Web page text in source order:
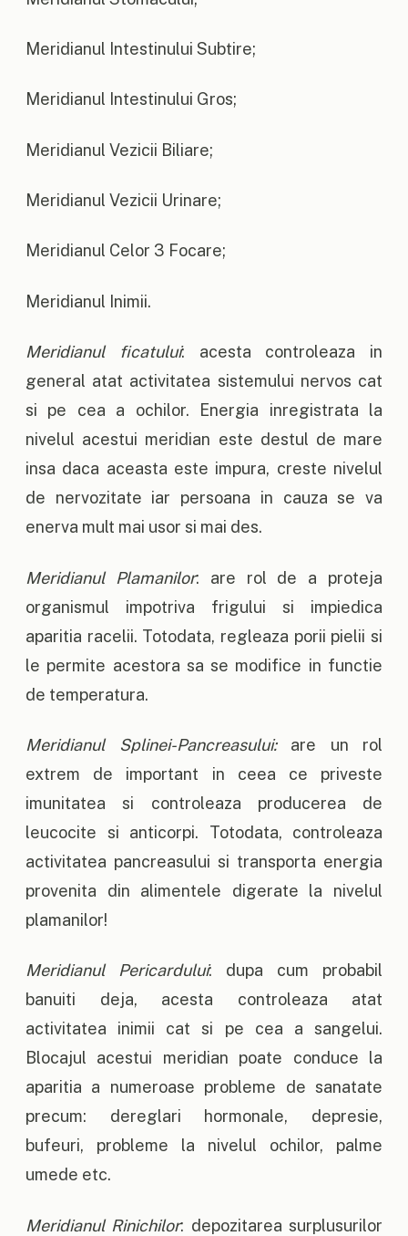
Meridianul Intestinului Subtire;
Meridianul Intestinului Gros;
Meridianul Vezicii Biliare;
Meridianul Vezicii Urinare;
Meridianul Celor 3 Focare;
Meridianul Inimii.
Meridianul ficatului: acesta controleaza in
general atat activitatea sistemului nervos cat
si pe cea a ochilor. Energia inregistrata la
nivelul acestui meridian este destul de mare
insa daca aceasta este impura, creste nivelul
de nervozitate iar persoana in cauza se va
enerva mult mai usor si mai des.
Meridianul Plamanilor: are rol de a proteja
organismul impotriva frigului si impiedica
aparitia racelii. Totodata, regleaza porii pielii si
le permite acestora sa se modifice in functie
de temperatura.
Meridianul Splinei-Pancreasului: are un rol
extrem de important in ceea ce priveste
imunitatea si controleaza producerea de
leucocite si anticorpi. Totodata, controleaza
activitatea pancreasului si transporta energia
provenita din alimentele digerate la nivelul
plamanilor!
Meridianul Pericardului: dupa cum probabil
banuiti deja, acesta controleaza atat
activitatea inimii cat si pe cea a sangelui.
Blocajul acestui meridian poate conduce la
aparitia a numeroase probleme de sanatate
precum: dereglari hormonale, depresie,
bufeuri, probleme la nivelul ochilor, palme
umede etc.
Meridianul Rinichilor: depozitarea surplusurilor